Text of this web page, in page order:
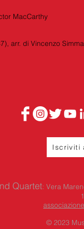
MacCarthy
arr. di Vincenzo
Iscriviti
Quartet: Vera
© 2023